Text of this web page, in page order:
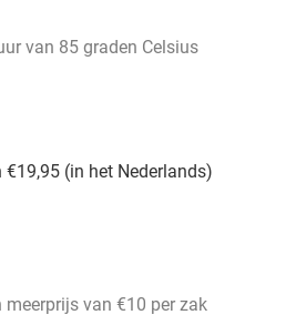
van 85 graden Celsius
€19,95 (in het Nederlands)
van €10 per zak